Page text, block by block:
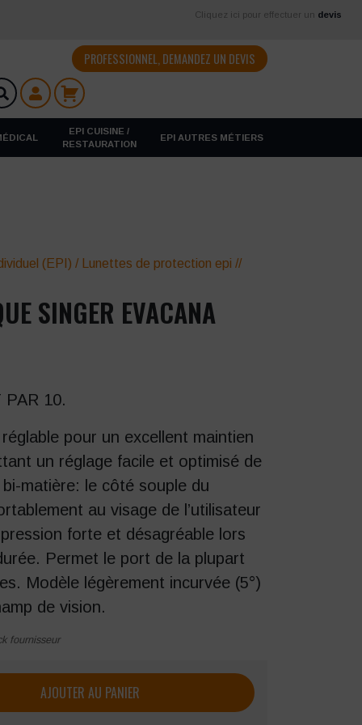
Cliquez ici pour effectuer un devis
PROFESSIONNEL, DEMANDEZ UN DEVIS
EPI CUISINE /
RESTAURATION
EPI AUTRES MÉTIERS
(EPI) / Lunettes de protection epi //
SINGER EVACANA
10.
pour un excellent maintien
un réglage facile et optimisé de
bi-matière: le côté souple du
au visage de l’utilisateur
forte et désagréable lors
Permet le port de la plupart
Modèle légèrement incurvée (5°)
de vision.
fournisseur
Singer Evacana
AJOUTER AU PANIER